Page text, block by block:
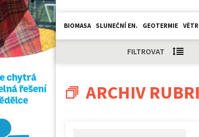
BIOMASA SLUNEČNÍ EN. GEOTERMIE
FILTROVAT
ARCHIV